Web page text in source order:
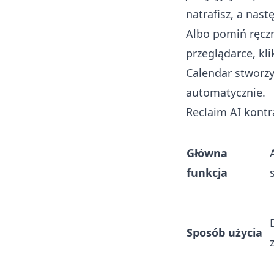
natrafisz, a
Albo pomiń
przeglądarce,
Calendar
automatycznie.
Reclaim AI
Główna
funkcja
Sposób użycia